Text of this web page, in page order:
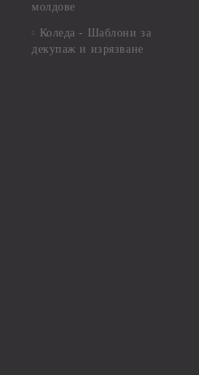
молдове
Коледа - Шаблони за
декупаж и изрязване